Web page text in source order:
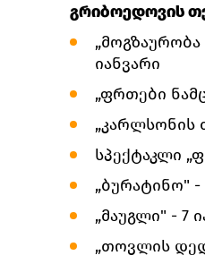
გრიბოედოვის
„მოგზაურობა
იანვარი
„ფრთები
„კარლსონის
სპექტაკლი
„ბურატინო" -
„მაუგლი" - 7
„თოვლის